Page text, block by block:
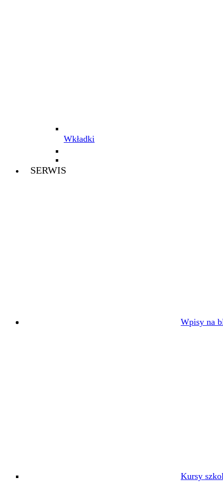
Wkładki
SERWIS
Wpisy na
Kursy